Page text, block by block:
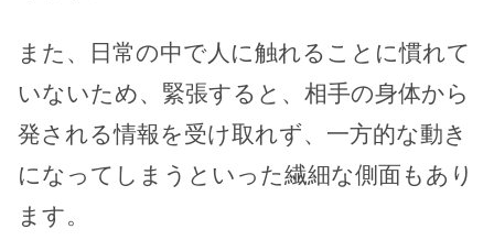
また、日常の中で人に触れることに慣れて
いないため、緊張すると、相手の身体から
発される情報を受け取れず、一方的な動き
になってしまうといった繊細な側面もあり
ます。